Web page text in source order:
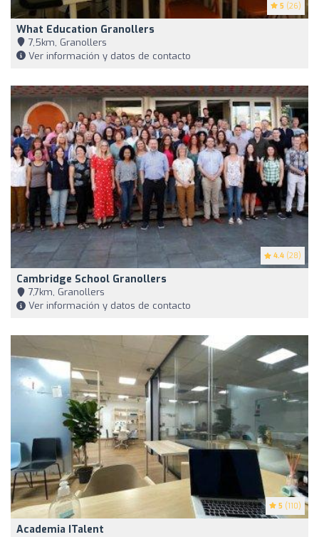
5 (26)
What Education Granollers
7,5km, Granollers
Ver información y datos de contacto
4.4 (28)
Cambridge School Granollers
7,7km, Granollers
Ver información y datos de contacto
5 (110)
Academia ITalent